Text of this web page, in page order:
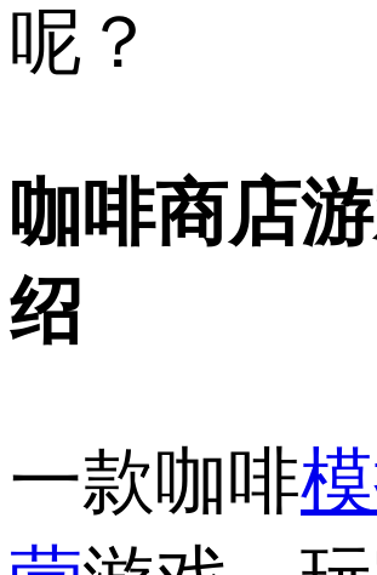
呢？
咖啡商店
绍
一款咖啡